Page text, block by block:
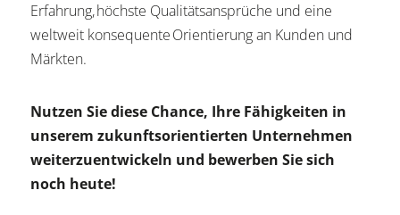
Erfahrung, höchste Qualitätsansprüche und eine
weltweit konsequente Orientierung an Kunden und
Märkten.
Nutzen Sie diese Chance, Ihre Fähigkeiten in
unserem zukunftsorientierten Unternehmen
weiterzuentwickeln und bewerben Sie sich
noch heute!